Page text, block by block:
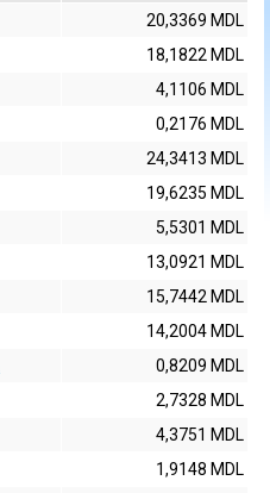
20,3369 MDL
18,1822 MDL
4,1106 MDL
0,2176 MDL
24,3413 MDL
19,6235 MDL
5,5301 MDL
13,0921 MDL
15,7442 MDL
14,2004 MDL
0,8209 MDL
2,7328 MDL
4,3751 MDL
1,9148 MDL